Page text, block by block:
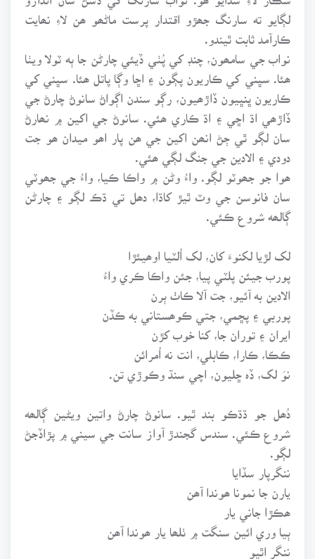
لڳايو ته سارنگ جھڙو اقتدار پرست ماڻھو ھن لاءِ نھايت
ڪارآمد ثابت ٿيندو.
نواب جي سامھون، چنڊ کي پُٺي ڏيئي چارڻن جا ٻه ٽولا ويٺا
ھئا. سڀني کي ڪاريون پڳون ۽ اڇا وڳا پاتل ھئا. سڀني کي
ڪاريون ڀنڀيون ڏاڙھيون، رڳو سندن اڳواڻ سانوڻ چارڻ جي
ڏاڙھي اڌ اڇي ۽ اڌ ڪاري ھئي. سانوڻ جي اکين ۾ نھارڻ
سان لڳو ٿي ڄڻ انھن اکين جي ھن پار اھو ميدان ھو جت
دودي ۽ الادين جي جنگ لڳي ھئي.
ھوا جو جھوٽو لڳو. واءُ وڻن ۾ واڪا ڪيا، واءُ جي جھوٽي
سان فانوسن جي وٽ ٿيڙ کاڌا، دھل تي ڌڪ لڳو ۽ چارڻن
ڳالھه شروع ڪئي.
لک لڙيا لکنوءَ کان، لک اُلٽيا اوھيئڙا
پورب جيئن پلٽي پيا، جئن واڪا ڪري واءُ
الادين به آئيو، جت آلا ڪاٺ ٻرن
پوربي ۽ پڇمي، جتي ڪوھستاني به ڪڏن
ايران ۽ توران جا، کنا خوب کڙن
ڪڪا، ڪارا، ڪابلي، انت نه اُمرائن
نوَ لک، ڏہ ڇليون، اچي سنڌ وڪوڙي تن.
دُھل جو ڌڌڪو بند ٿيو. سانوڻ چارڻ واتين ويڻين ڳالھه
شروع ڪئي. سندس گجندڙ آواز سانت جي سيني ۾ پڙاڏجڻ
لڳو.
ننگرپار سڏايا
يارن جا نمونا ھوندا آھن
ھڪڙا جاني يار
ٻيا وري ائين سنگت ۾ ٺلھا يار ھوندا آھن
ننگر اٿيو